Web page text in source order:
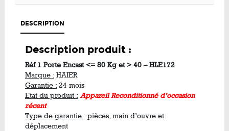
DESCRIPTION
Description produit :
Réf 1 Porte Encast <= 80 Kg et > 40 – HLE172
Marque : HAIER
Garantie : 24 mois
Etat du produit : Appareil Reconditionné d’occasion
récent
Type de garantie : pièces, main d’ouvre et
déplacement